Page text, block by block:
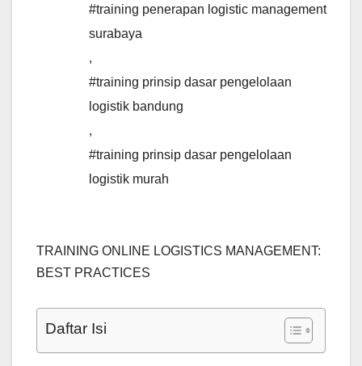
#training penerapan logistic management
surabaya
,
#training prinsip dasar pengelolaan
logistik bandung
,
#training prinsip dasar pengelolaan
logistik murah
TRAINING ONLINE LOGISTICS MANAGEMENT:
BEST PRACTICES
Daftar Isi